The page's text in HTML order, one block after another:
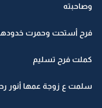
وصاحبته
فرح أستحت وحمرت
كملت فرح تسليم
سلمت ع زوجة عمها أنور